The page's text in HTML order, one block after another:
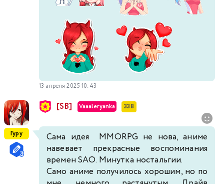
13 апреля 2025 10:43
Гуру
[SB] Vaaaleryanka 338
Сама идея MMORPG не нова, аниме
навевает прекрасные воспоминания
времен SAO. Минутка ностальгии.
Само аниме получилось хорошим, но по